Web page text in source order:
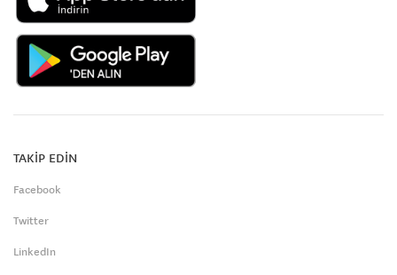
TAKİP EDİN
Facebook
Twitter
LinkedIn